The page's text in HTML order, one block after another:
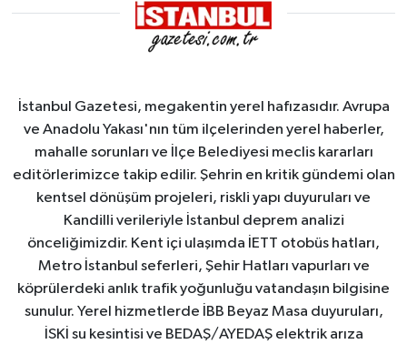
İstanbul Gazetesi, megakentin yerel hafızasıdır. Avrupa
ve Anadolu Yakası'nın tüm ilçelerinden yerel haberler,
mahalle sorunları ve İlçe Belediyesi meclis kararları
editörlerimizce takip edilir. Şehrin en kritik gündemi olan
kentsel dönüşüm projeleri, riskli yapı duyuruları ve
Kandilli verileriyle İstanbul deprem analizi
önceliğimizdir. Kent içi ulaşımda İETT otobüs hatları,
Metro İstanbul seferleri, Şehir Hatları vapurları ve
köprülerdeki anlık trafik yoğunluğu vatandaşın bilgisine
sunulur. Yerel hizmetlerde İBB Beyaz Masa duyuruları,
İSKİ su kesintisi ve BEDAŞ/AYEDAŞ elektrik arıza